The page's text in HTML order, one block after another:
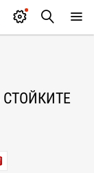
СТОЙКИТЕ